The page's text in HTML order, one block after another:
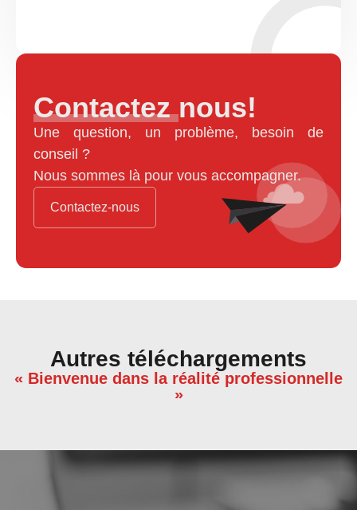
Contactez nous!
Une question, un problème, besoin de
conseil ?
Nous sommes là pour vous accompagner.
Contactez-nous
Autres téléchargements
« Bienvenue dans la réalité professionnelle
»